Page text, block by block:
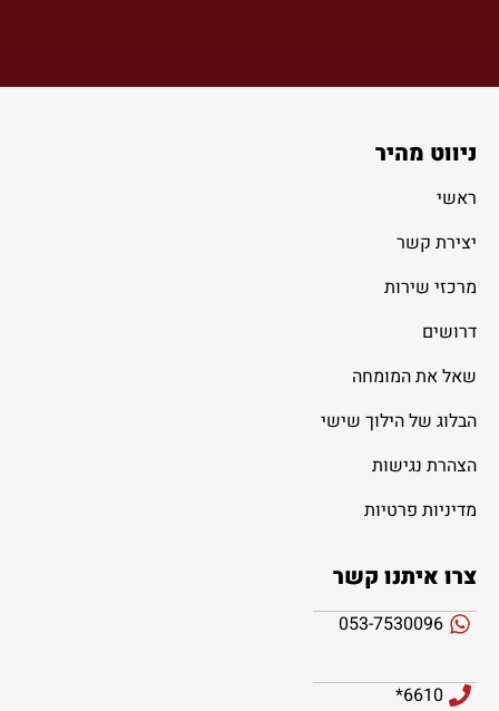
ניווט מהיר
ראשי
יצירת קשר
מרכזי שירות
דרושים
שאל את המומחה
הבלוג של הילוך שישי
הצהרת נגישות
מדיניות פרטיות
צרו איתנו קשר
053-7530096
6610*